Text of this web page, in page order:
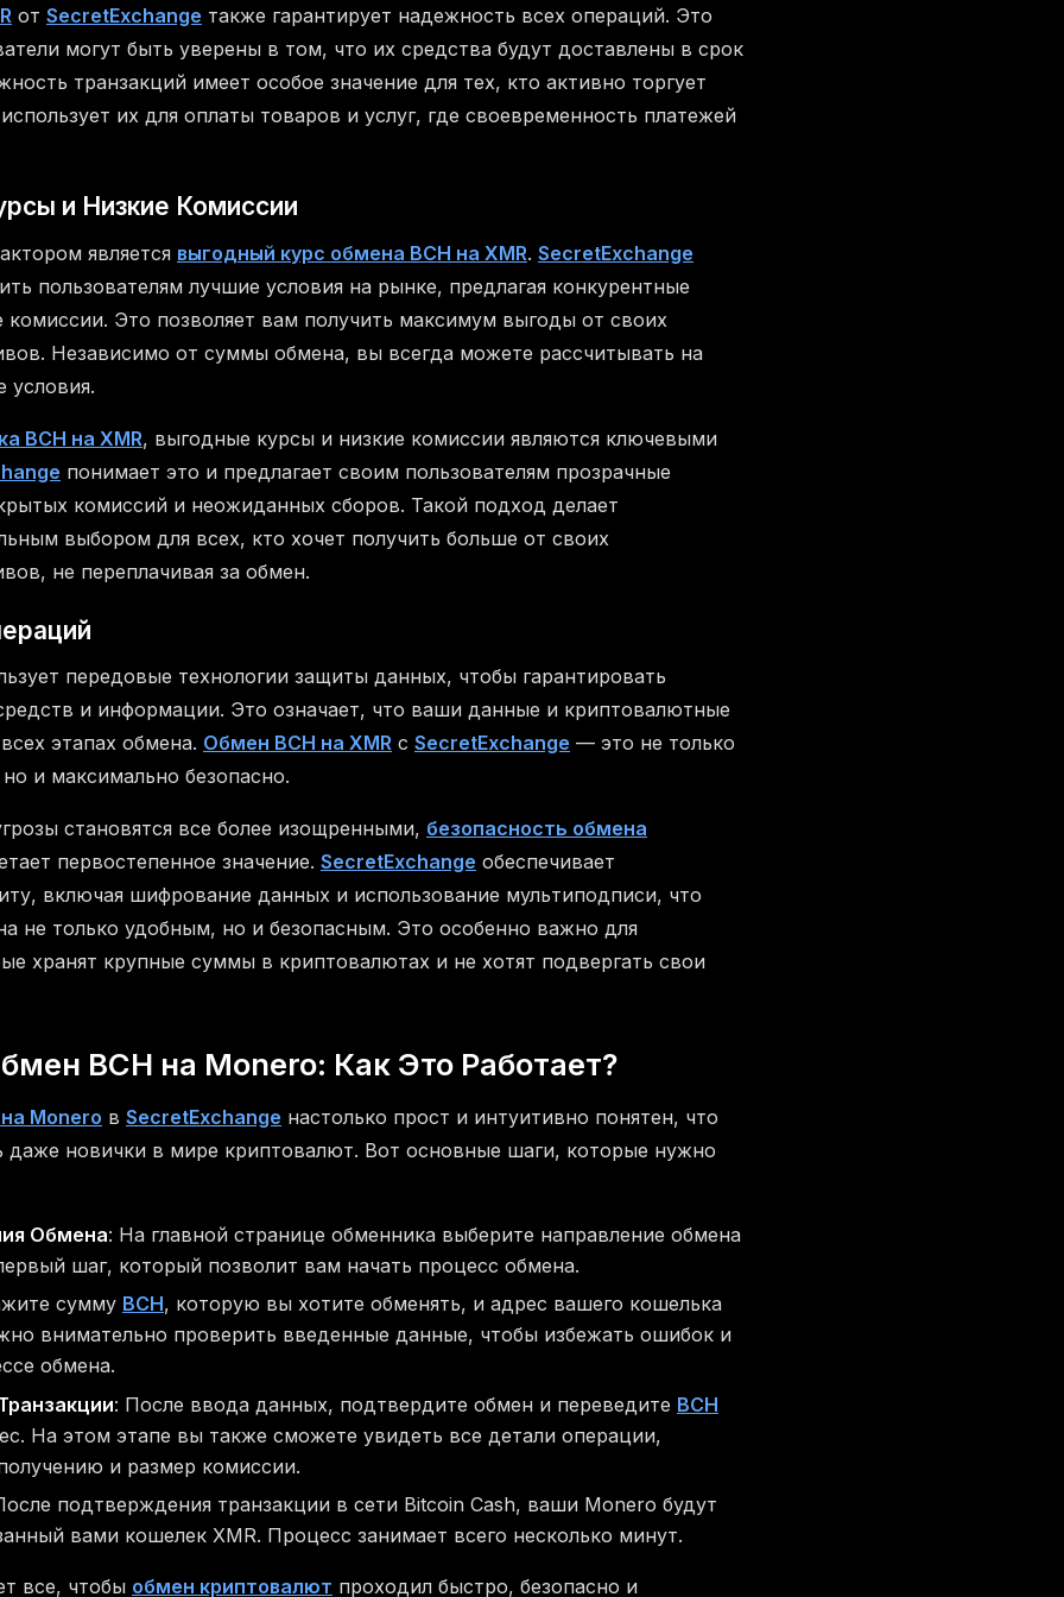
от SecretExchange также гарантирует надежность всех операций. Это
могут быть уверены в том, что их средства будут доставлены в срок
транзакций имеет особое значение для тех, кто активно торгует
их для оплаты товаров и услуг, где своевременность платежей
и Низкие Комиссии
является выгодный курс обмена BCH на XMR. SecretExchange
пользователям лучшие условия на рынке, предлагая конкурентные
Это позволяет вам получить максимум выгоды от своих
Независимо от суммы обмена, вы всегда можете рассчитывать на
условия.
BCH на XMR, выгодные курсы и низкие комиссии являются ключевыми
понимает это и предлагает своим пользователям прозрачные
комиссий и неожиданных сборов. Такой подход делает
выбором для всех, кто хочет получить больше от своих
не переплачивая за обмен.
передовые технологии защиты данных, чтобы гарантировать
и информации. Это означает, что ваши данные и криптовалютные
этапах обмена. Обмен BCH на XMR с SecretExchange — это не только
и максимально безопасно.
становятся все более изощренными, безопасность обмена
первостепенное значение. SecretExchange обеспечивает
включая шифрование данных и использование мультиподписи, что
не только удобным, но и безопасным. Это особенно важно для
хранят крупные суммы в криптовалютах и не хотят подвергать свои
BCH на Monero: Как Это Работает?
Monero в SecretExchange настолько прост и интуитивно понятен, что
даже новички в мире криптовалют. Вот основные шаги, которые нужно
Обмена: На главной странице обменника выберите направление обмена
шаг, который позволит вам начать процесс обмена.
сумму BCH, которую вы хотите обменять, и адрес вашего кошелька
внимательно проверить введенные данные, чтобы избежать ошибок и
обмена.
: После ввода данных, подтвердите обмен и переведите BCH
На этом этапе вы также сможете увидеть все детали операции,
и размер комиссии.
подтверждения транзакции в сети Bitcoin Cash, ваши Monero будут
вами кошелек XMR. Процесс занимает всего несколько минут.
все, чтобы обмен криптовалют проходил быстро, безопасно и